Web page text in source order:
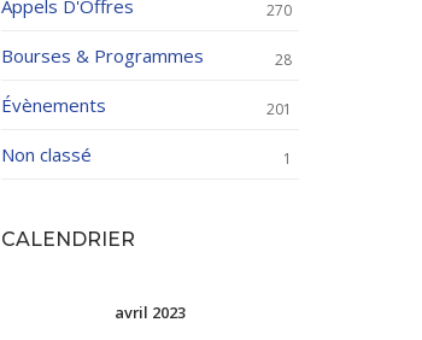
Appels D'Offres 270
Bourses & Programmes 28
Évènements 201
Non classé 1
CALENDRIER
avril 2023